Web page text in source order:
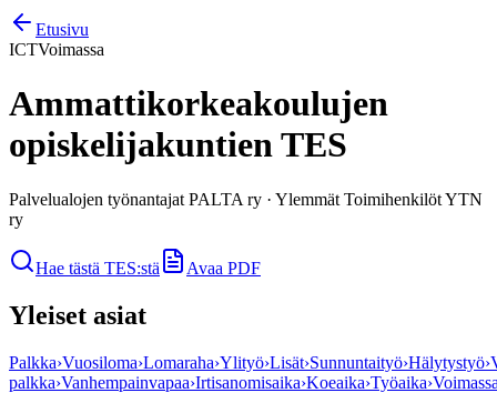
Etusivu
ICTVoimassa
Ammattikorkeakoulujen
opiskelijakuntien TES
Palvelualojen työnantajat PALTA ry · Ylemmät Toimihenkilöt YTN
ry
Hae tästä TES:stä Avaa PDF
Yleiset asiat
Palkka›Vuosiloma›Lomaraha›Ylityö›Lisät›Sunnuntaityö›Hälytystyö›
palkka›Vanhempainvapaa›Irtisanomisaika›Koeaika›Työaika›